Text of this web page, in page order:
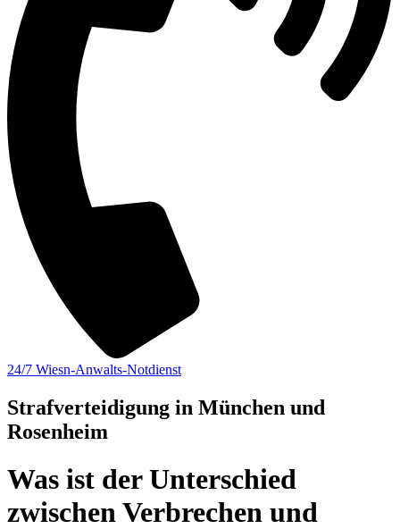
24/7 Wiesn-Anwalts-Notdienst
Strafverteidigung in München und
Rosenheim
Was ist der Unterschied
zwischen Verbrechen und